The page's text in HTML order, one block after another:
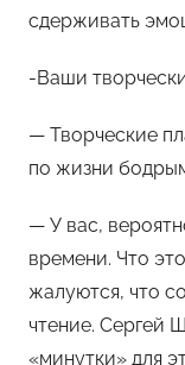
сдерживать
-Ваши
— Творческие
по жизни
— У вас,
времени. Что
жалуются, что
чтение. Сергей
«минутки» для